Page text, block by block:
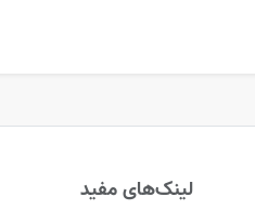
لینک‌های مفید